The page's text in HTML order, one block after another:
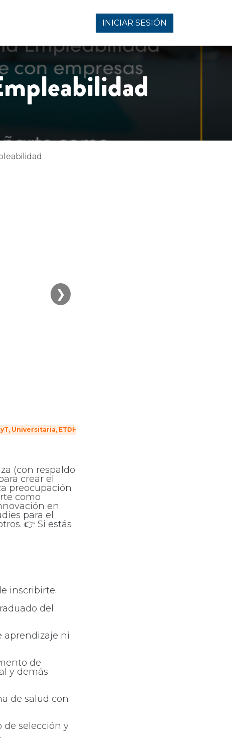
INICIAR SESIÓN
❯
Universitaria, ETDH)
(con respaldo
crear el
preocupación
como
en
para el
👉 Si estás
inscribirte.
del
aprendizaje ni
de
y demás
de salud con
de selección y